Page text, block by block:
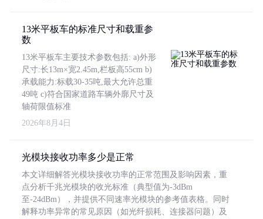
13米平板车的标准尺寸和载重参
数
13米平板车主要技术参数包括: a)外形
尺寸:长13m×宽2.45m,栏板高55cm b)
承载能力:标载30-35吨,最大允许总重
49吨 c)符合国家道路车辆外廓尺寸及
轴荷限值标准
2026年8月4日
光模块接收功率多少是正常
本文详细解答光模块接收功率的正常范围及影响因素，重
点分析千兆光模块的收光标准（典型值为-3dBm
至-24dBm），并提供不同速率光模块的参考值表格。同时
解释功率异常的常见原因（如光纤损耗、连接器问题）及